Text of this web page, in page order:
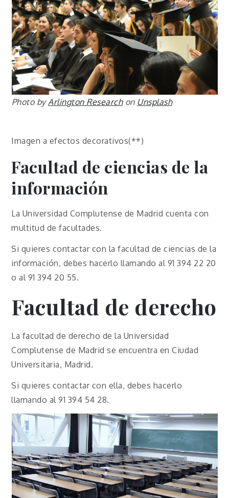
Photo byArlington Researchon Unsplash
Imagen a efectos decorativos(**)
Facultad de ciencias de la
información
La Universidad Complutense de Madrid cuenta con
multitud de facultades.
Si quieres contactar con la facultad de ciencias de la
información, debes hacerlo llamando al 91 394 22 20
o al 91 394 20 55.
Facultad de derecho
La facultad de derecho de la Universidad
Complutense de Madrid se encuentra en Ciudad
Universitaria, Madrid.
Si quieres contactar con ella, debes hacerlo
llamando al 91 394 54 28.